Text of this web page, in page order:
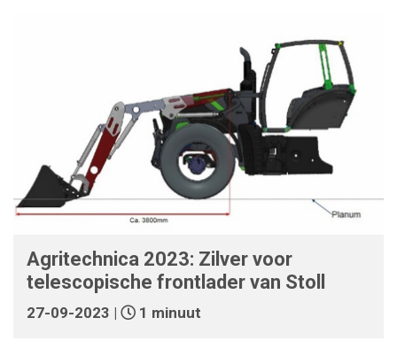
Agritechnica 2023: Zilver voor
telescopische frontlader van Stoll
27-09-2023 | 1 minuut